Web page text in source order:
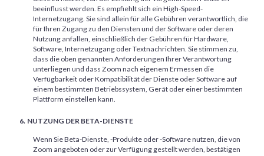
beeinflusst werden. Es empfiehlt sich ein High-Speed-
Internetzugang. Sie sind allein für alle Gebühren verantwortlich, die
für Ihren Zugang zu den Diensten und der Software oder deren
Nutzung anfallen, einschließlich der Gebühren für Hardware,
Software, Internetzugang oder Textnachrichten. Sie stimmen zu,
dass die oben genannten Anforderungen Ihrer Verantwortung
unterliegen und dass Zoom nach eigenem Ermessen die
Verfügbarkeit oder Kompatibilität der Dienste oder Software auf
einem bestimmten Betriebssystem, Gerät oder einer bestimmten
Plattform einstellen kann.
NUTZUNG DER BETA-DIENSTE
Wenn Sie Beta-Dienste, -Produkte oder -Software nutzen, die von
Zoom angeboten oder zur Verfügung gestellt werden, bestätigen